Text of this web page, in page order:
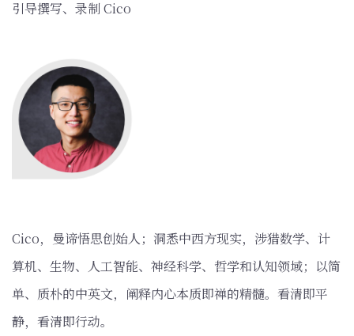
引导撰写、录制 Cico
‌Cico，曼谛悟思创始人；洞悉中西方现实，涉猎数学、计
算机、生物、人工智能、神经科学、哲学和认知领域；以简
单、质朴的中英文，阐释内心本质即禅的精髓。看清即平
静，看清即行动。